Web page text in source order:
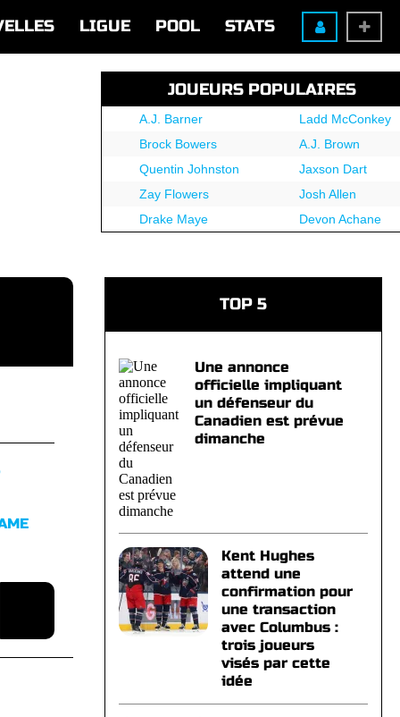
LIGUE POOL STATS
JOUEURS POPULAIRES
A.J. Barner
Brock Bowers
Quentin Johnston
Zay Flowers
Drake Maye
Ladd McConkey
A.J. Brown
Jaxson Dart
Josh Allen
Devon Achane
TOP 5
Une annonce
officielle impliquant
un défenseur du
Canadien est prévue
dimanche
Kent Hughes
attend une
confirmation pour
une transaction
avec Columbus :
trois joueurs
visés par cette
idée